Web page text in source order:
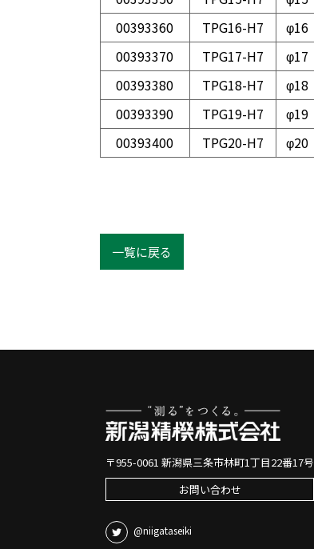
00393360
TPG16-H7 φ16
00393370
TPG17-H7 φ17
00393380
TPG18-H7 φ18
00393390
TPG19-H7 φ19
00393400
TPG20-H7 φ20
一覧に戻る
〒955-0061 新潟県三条市林町1丁目22番17号
お問い合わせ
@niigataseiki